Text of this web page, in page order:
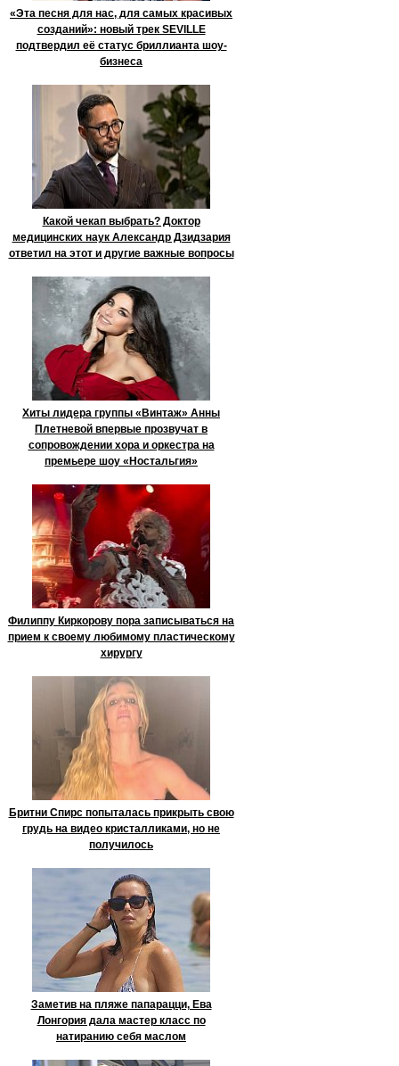
«Эта песня для нас, для самых красивых
созданий»: новый трек SEVILLE
подтвердил её статус бриллианта шоу-
бизнеса
Какой чекап выбрать? Доктор
медицинских наук Александр Дзидзария
ответил на этот и другие важные вопросы
Хиты лидера группы «Винтаж» Анны
Плетневой впервые прозвучат в
сопровождении хора и оркестра на
премьере шоу «Ностальгия»
Филиппу Киркорову пора записываться на
прием к своему любимому пластическому
хирургу
Бритни Спирс попыталась прикрыть свою
грудь на видео кристалликами, но не
получилось
Заметив на пляже папарацци, Ева
Лонгория дала мастер класс по
натиранию себя маслом